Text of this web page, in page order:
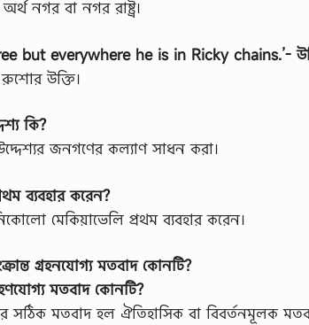
নগর বা নগর রাষ্ট্র।
but everywhere he is in Ricky chains.’-
উক্তি।
কি?
উদ্দেশ্যর জনগণের কল্যাণ সাধন করা।
ব্যবহার করেন?
নিকোলো মেকিয়াভেলি প্রথম ব্যবহার করেন।
গ্রহনযোগ্য মতবাদ কোনটি?
মতবাদ কোনটি?
সঠিক মতবাদ হল ঐতিহাসিক বা বিবর্তনমূলক